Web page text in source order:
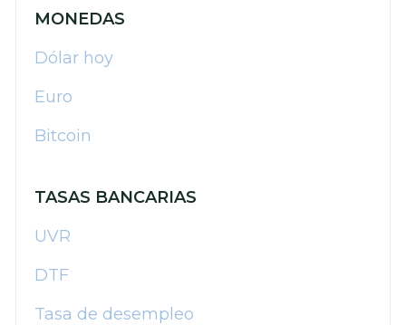
MONEDAS
Dólar hoy
Euro
Bitcoin
TASAS BANCARIAS
UVR
DTF
Tasa de desempleo